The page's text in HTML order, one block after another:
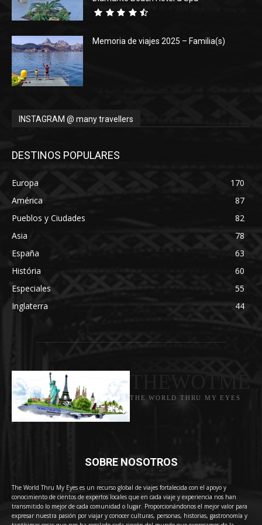
Memoria de viajes 2025 – Familia(s)
INSTAGRAM @ many travellers
DESTINOS POPULARES
Europa
170
América
87
Pueblos y Ciudades
82
Asia
78
España
63
História
60
Especiales
55
Inglaterra
44
THE WORLD THRU MY EYES
SOBRE NOSOTROS
The World Thru My Eyes es un recurso global de viajes fortalecida con el apoyo y
conocimiento de cientos de expertos locales que en cada viaje y experiencia nos han
transmitido lo mejor de cada comunidad o lugar. Proporcionándonos el mejor valor para
expresar nuestra pasión por viajar y conocer culturas, personas, historias, gastronomía y